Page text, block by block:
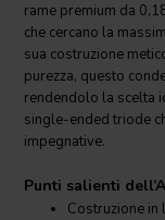
rame premium da
che cercano la
sua costruzione
purezza, questo
rendendolo la scelta
single-ended triode
impegnative.
Punti salienti
Costruzione in